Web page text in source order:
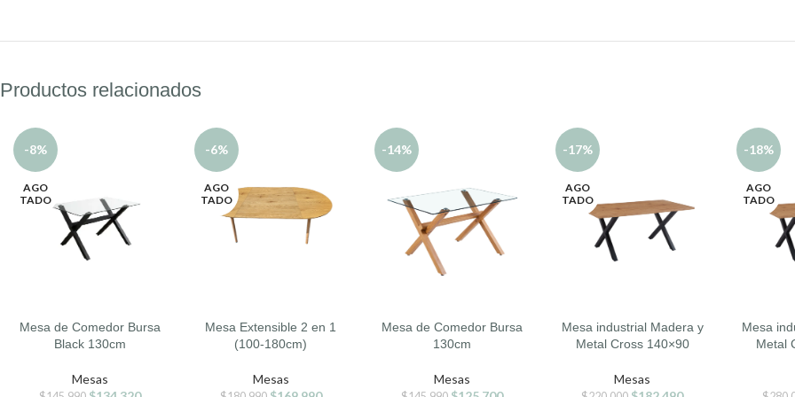
Productos relacionados
-8%
AGO
TADO
LEER MÁS
Mesa de Comedor Bursa
Black 130cm
Mesas
-6%
AGO
TADO
SELECCIONAR OPCIONES
Mesa Extensible 2 en 1
(100-180cm)
Mesas
-14%
AÑADIR AL CARRITO
Mesa de Comedor Bursa
130cm
Mesas
-17%
AGO
TADO
LEER MÁS
Mesa industrial Madera y
Metal Cross 140×90
Mesas
-18%
AGO
TADO
LEER MÁS
Mesa
Metal